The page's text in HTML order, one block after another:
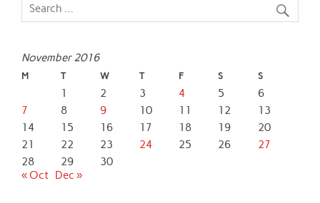
o
November 2016
M T W T F S S
1 2 3 4 5
6
7
8 9 10 11 12
13
14
15 16 17 18 19
20
21
22 23 24 25 26
27
28
29
30
« Oct Dec »